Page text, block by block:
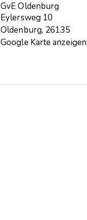
GvE Oldenburg
Eylersweg 10
Oldenburg, 26135
Google Karte anzeigen